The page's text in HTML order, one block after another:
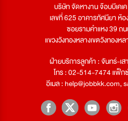
บริษัท จัดหางาน จ๊อบบีเค
เลขที่ 625 อาคารทัศนียา ห้
ซอยรามคำแหง 39 ถ
แขวงวังทองหลางเขตวังทองห
ฝ่ายบริการลูกค้า : จันทร์-เ
โทร : 02-514-7474 แฟ็
อีเมล :help@jobbkk.com,